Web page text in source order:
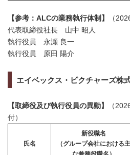
【参考：ALCの業務執行体制】
（
代表取締役社長 山中 昭人
執行役員 永瀬 良一
執行役員 原田 陽介
エイベックス・ピクチャーズ株
【取締役及び執行役員の異動】
（
付）
氏名
新役職名
（グループ会社における主